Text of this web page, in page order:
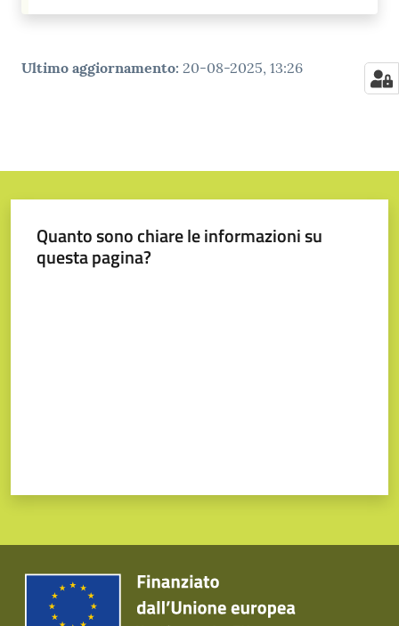
Ultimo aggiornamento: 20-08-2025, 13:26
Quanto sono chiare le informazioni su
questa pagina?